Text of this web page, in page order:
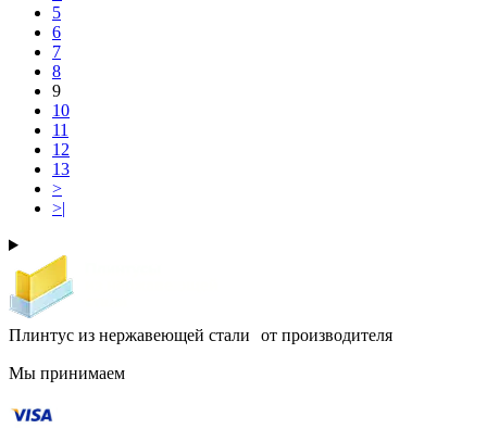
5
6
7
8
9
10
11
12
13
>
>|
Плинтус из нержавеющей стали от производителя
Мы принимаем